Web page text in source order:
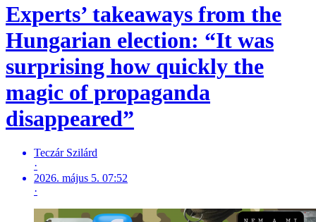
Experts’ takeaways from the
Hungarian election: “It was
surprising how quickly the
magic of propaganda
disappeared”
Teczár Szilárd
·
2026. május 5. 07:52
·